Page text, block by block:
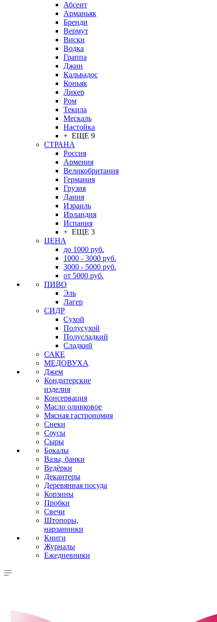
Абсент
Арманьяк
Бренди
Вермут
Виски
Водка
Граппа
Джин
Кальвадос
Коньяк
Ликер
Ром
Текила
Мескаль
Настойка
+ ЕЩЕ 9
СТРАНА
Россия
Армения
Великобритания
Германия
Грузия
Дания
Израиль
Ирландия
Испания
+ ЕЩЕ 3
ЦЕНА
до 1000 руб.
1000 - 3000 руб.
3000 - 5000 руб.
от 5000 руб.
ПИВО
Эль
Лагер
СИДР
Сухой
Полусухой
Полусладкий
Сладкий
САКЕ
МЕДОВУХА
Джем
Кондитерские
изделия
Консервация
Масло оливковое
Мясная гастрономия
Снеки
Соусы
Сыры
Бокалы
Вазы, банки
Ведёрки
Декантеры
Деревянная посуда
Корзины
Пробки
Свечи
Штопоры,
нарзанники
Книги
Журналы
Ежедневники